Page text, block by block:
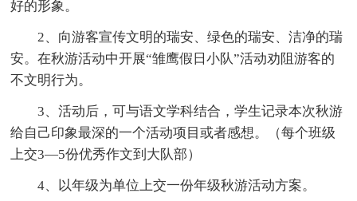
好的形象。
2、向游客宣传文明的瑞安、绿色的瑞安、洁净的瑞
安。在秋游活动中开展“雏鹰假日小队”活动劝阻游客的
不文明行为。
3、活动后，可与语文学科结合，学生记录本次秋游
给自己印象最深的一个活动项目或者感想。（每个班级
上交3—5份优秀作文到大队部）
4、以年级为单位上交一份年级秋游活动方案。